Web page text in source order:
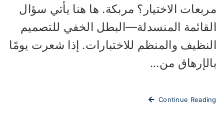
الاختيار؟ مربكة. ها هنا يأتي سؤال
المنسدلة—البطل الخفي للتصميم
والمنظم للاختبارات. إذا شعرت يومًا
من...
Continue